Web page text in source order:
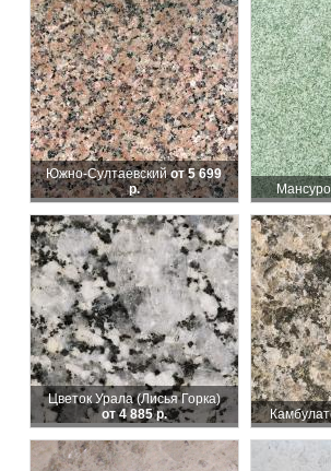
Южно-Султаевскийот 5 699
р.
Цветок Урала (Лисья Горка)
от 4 885 р.